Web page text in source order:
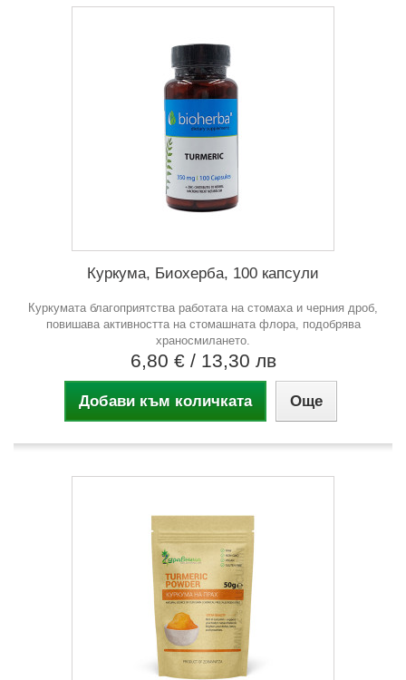
Куркума, Биохерба, 100 капсули
Куркумата благоприятства работата на стомаха и черния дроб,
повишава активността на стомашната флора, подобрява
храносмилането.
6,80 € / 13,30 лв
Добави към количката Още